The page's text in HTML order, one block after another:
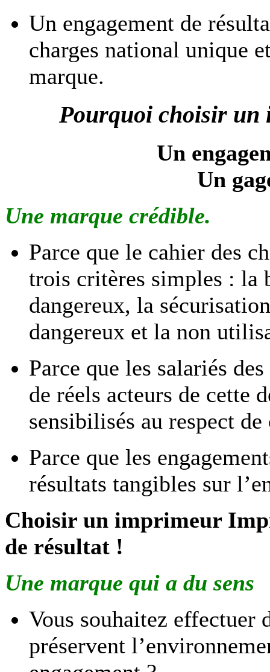
Un engagement de
charges national unique
marque.
Pourquoi choisir un
Un
Un
Une marque crédible.
Parce que le cahier des
trois critères simples : la
dangereux, la
dangereux et la non
Parce que les salariés
de réels acteurs de cette
sensibilisés au respect
Parce que les
résultats tangibles sur
Choisir un imprimeur
de résultat !
Une marque qui a du sens
Vous souhaitez effectuer
préservent